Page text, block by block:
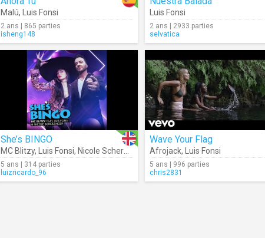
Malú, Luis Fonsi
2 ans | 865 parties
isheng148
Luis Fonsi
2 ans | 2933 parties
selvatica
She’s BINGO
MC Blitzy, Luis Fonsi, Nicole Scherzinger
5 ans | 314 parties
luizricardo_96
Wave Your Flag
Afrojack, Luis Fonsi
5 ans | 996 parties
chris2831